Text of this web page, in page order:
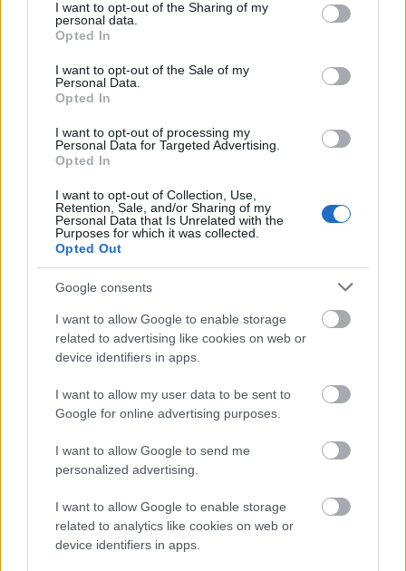
not limited to your visit or usage behaviour. You may click to
grant or deny consent to Google and its third-party tags to
use your data for below specified purposes in below Google
consent section.
I want to opt-out of the Sharing of my
personal data.
Opted In
I want to opt-out of the Sale of my
Personal Data.
Opted In
I want to opt-out of processing my
Personal Data for Targeted Advertising.
Opted In
I want to opt-out of Collection, Use,
Retention, Sale, and/or Sharing of my
Personal Data that Is Unrelated with the
Purposes for which it was collected.
Opted Out
Google consents
I want to allow Google to enable storage
related to advertising like cookies on web or
device identifiers in apps.
I want to allow my user data to be sent to
Google for online advertising purposes.
I want to allow Google to send me
personalized advertising.
I want to allow Google to enable storage
related to analytics like cookies on web or
device identifiers in apps.
+ 9